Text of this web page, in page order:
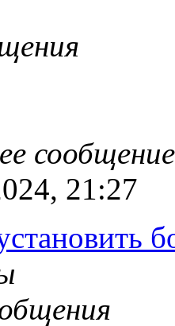
сообщение
21:27